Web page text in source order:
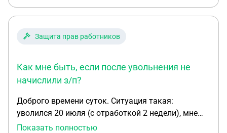
делать, если я даже не могу каким-то образом
сейчас выстроить линию защиты в виду
отсутствия возможности просмотреть документы,
по которым пошло нарушение.
Защита прав работников
Как мне быть, если после увольнения не
начислили з/п?
Доброго времени суток. Ситуация такая:
уволился 20 июля (с отработкой 2 недели), мне
сказали в течении 3 дней зачислим зарплату на
Показать полностью